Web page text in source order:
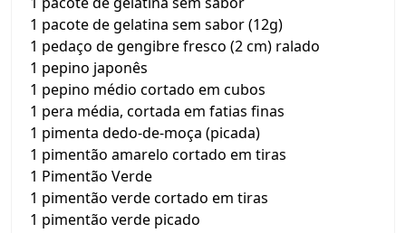
1 pacote de gelatina sem sabor (12g)
1 pedaço de gengibre fresco (2 cm) ralado
1 pepino japonês
1 pepino médio cortado em cubos
1 pera média, cortada em fatias finas
1 pimenta dedo-de-moça (picada)
1 pimentão amarelo cortado em tiras
1 Pimentão Verde
1 pimentão verde cortado em tiras
1 pimentão verde picado